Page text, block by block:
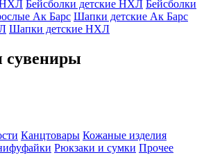
НХЛ Бейсболки детские НХЛ Бейсболки
Ак Барс Шапки детские Ак Барс
Шапки детские НХЛ
сувениры
Канцтовары Кожаные изделия
Рюкзаки и сумки Прочее